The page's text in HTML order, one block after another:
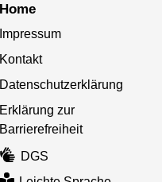
Home
Impressum
Kontakt
Datenschutzerklärung
Erklärung zur
Barrierefreiheit
DGS